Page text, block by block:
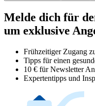
Melde dich für
um exklusive
Frühzeitiger Zugang
Tipps für einen
10 € für Newsletter
Expertentipps und